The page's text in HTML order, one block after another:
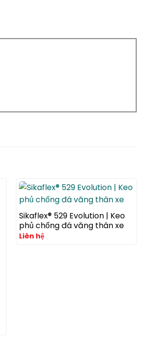
Sikaflex® 529 Evolution | Keo
phủ chống đá văng thân xe
Liên hệ